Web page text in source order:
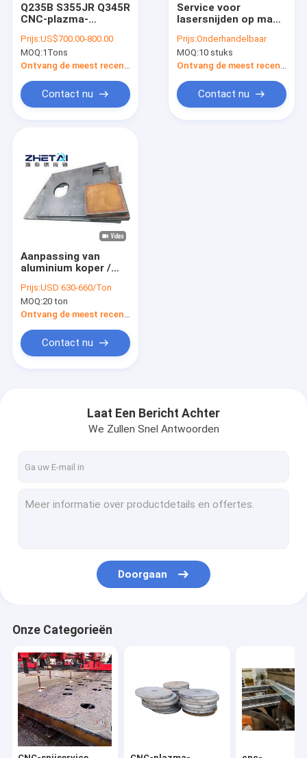
Q235B S355JR Q345R
CNC-plazma-
hydraulische
persapparatuur
Prijs:US$700.00-800.00
MOQ:1Tons
Contact nu
Service voor
lasersnijden op maat
metaalonderdelen
van koolstofstaal en
legeringstaal
Prijs:Onderhandelbaar
MOQ:10 stuks
Contact nu
Aanpassing van
aluminium koper /
diensten
Prijs:USD 630-660/Ton
MOQ:20 ton
Ontvang de meest recente Prijs
Contact nu
Laat Een Bericht Achter
We Zullen Snel Antwoorden
Doorgaan
Onze Categorieën